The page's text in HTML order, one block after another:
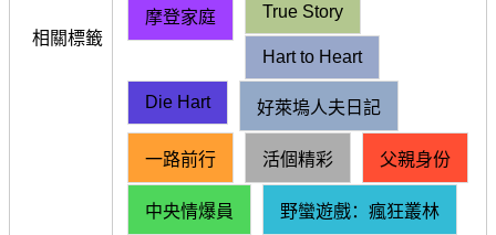
相關標籤
摩登家庭 True Story
Hart to Heart
Die Hart 好萊塢人夫日記
一路前行 活個精彩 父親身份
中央情爆員 野蠻遊戲：瘋狂叢林